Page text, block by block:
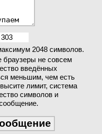
2048 символов.
браузеры не совсем
введённых
меньшим, чем есть
лимит, система
символов и